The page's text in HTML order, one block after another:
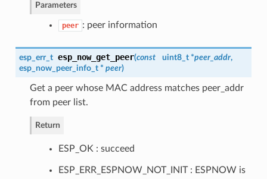
Parameters
peer : peer information
esp_err_t esp_now_get_peer(const uint8_t *peer_addr,
esp_now_peer_info_t* peer)
Get a peer whose MAC address matches peer_addr
from peer list.
Return
ESP_OK : succeed
ESP_ERR_ESPNOW_NOT_INIT : ESPNOW is